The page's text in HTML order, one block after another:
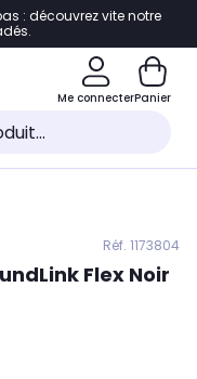
: découvrez vite notre
Me connecterPanier
Réf. 1173804
Flex Noir